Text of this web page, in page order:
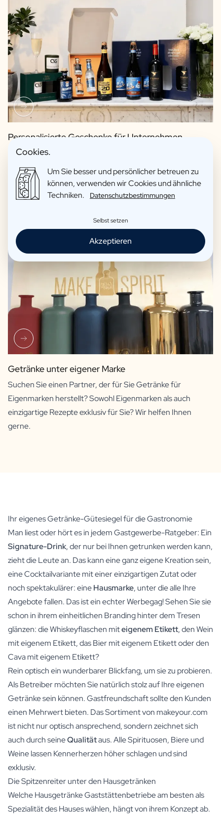
Personalisierte Geschenke für Unternehmen
Finden Sie heraus, wie unsere personalisierten
Werbegeschenke dazu beitragen können, Ihre
Geschäftsbeziehungen zu stärken und langfristige
Partnerschaften zu fördern.
Getränke unter eigener Marke
Suchen Sie einen Partner, der für Sie Getränke für
Eigenmarken herstellt? Sowohl Eigenmarken als auch
einzigartige Rezepte exklusiv für Sie? Wir helfen Ihnen
gerne.
Ihr eigenes Getränke-Gütesiegel für die Gastronomie
Man liest oder hört es in jedem Gastgewerbe-Ratgeber: Ein
Signature-Drink, der nur bei Ihnen getrunken werden kann,
zieht die Leute an. Das kann eine ganz eigene Kreation sein,
eine Cocktailvariante mit einer einzigartigen Zutat oder
noch spektakulärer: eineHausmarke, unter die alle Ihre
Angebote fallen. Das ist ein echter Werbegag! Sehen Sie sie
schon in ihrem einheitlichen Branding hinter dem Tresen
glänzen: die Whiskeyflaschen miteigenem Etikett, den Wein
mit eigenem Etikett, das Bier mit eigenem Etikett oder den
Cava mit eigenem Etikett?
Rein optisch ein wunderbarer Blickfang, um sie zu probieren.
Als Betreiber möchten Sie natürlich stolz auf Ihre eigenen
Getränke sein können. Gastfreundschaft sollte den Kunden
einen Mehrwert bieten. Das Sortiment von makeyour.com
ist nicht nur optisch ansprechend, sondern zeichnet sich
auch durch seineQualitätaus. Alle Spirituosen, Biere und
Weine lassen Kennerherzen höher schlagen und sind
exklusiv.
Die Spitzenreiter unter den Hausgetränken
Welche Hausgetränke Gaststättenbetriebe am besten als
Spezialität des Hauses wählen, hängt von ihrem Konzept ab.
Cookies.
Um Sie besser und persönlicher betreuen zu
können, verwenden wir Cookies und ähnliche
Techniken.
Datenschutzbestimmungen
Selbst setzen
Akzeptieren